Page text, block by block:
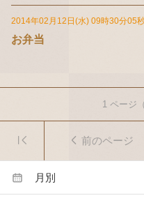
2014年02月12日(水) 09時30分05
お弁当
1ページ
前のページ
月別